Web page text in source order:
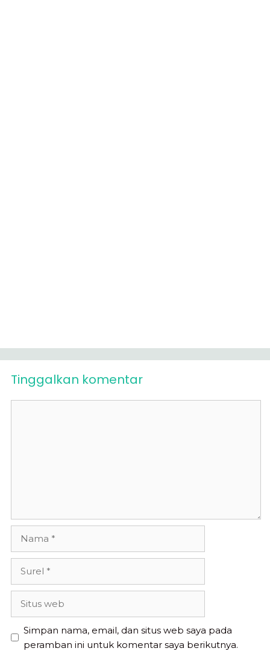
Tinggalkan komentar
Simpan nama, email, dan situs web saya pada
peramban ini untuk komentar saya berikutnya.